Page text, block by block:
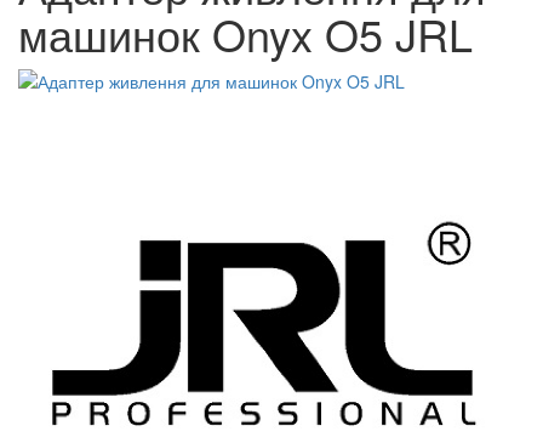
машинок Onyx O5 JRL